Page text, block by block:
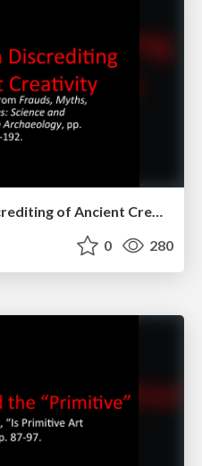
Discussion | Modern Discrediting of Ancient Creativity
0 280